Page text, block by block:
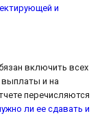
и
включить всех
и на
перечисляются
ли ее сдавать и